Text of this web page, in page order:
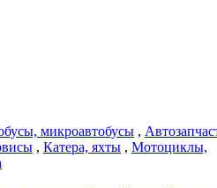
микроавтобусы ,
, Катера, яхты , Мотоциклы,